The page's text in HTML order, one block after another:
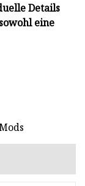
Details
eine